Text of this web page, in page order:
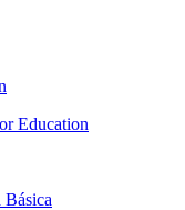
Education
Básica